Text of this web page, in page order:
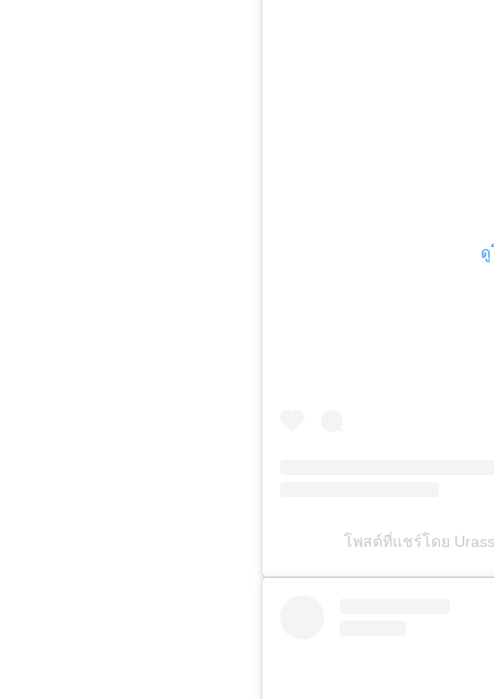
โพสต์ที่แชร์โดย